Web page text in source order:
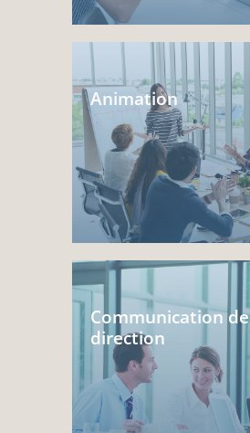
Animation
Communication de
direction